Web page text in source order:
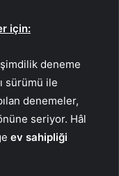
için:
deneme
sürümü ile
denemeler,
seriyor. Hâl
ev sahipliği